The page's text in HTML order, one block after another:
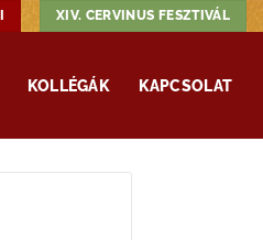
XIV. CERVINUS FESZTIVÁL
KOLLÉGÁK KAPCSOLAT